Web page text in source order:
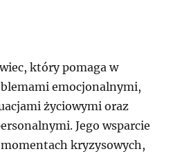
który pomaga w
emocjonalnymi,
życiowymi oraz
Jego wsparcie
kryzysowych,